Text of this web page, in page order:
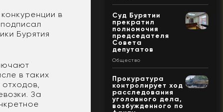
в
Бурятия
в таких
За
Суд Бурятии
прекратил
полномочия
председателя
Совета
депутатов
Общество
Прокуратура
контролирует ход
расследования
уголовного дела,
возбужденного по